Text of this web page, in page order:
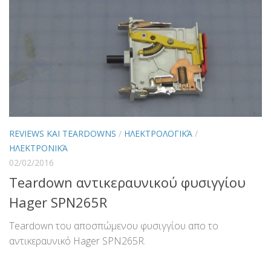
REVIEWS ΚΑΙ TEARDOWNS / ΗΛΕΚΤΡΟΛΟΓΙΚΆ /
ΗΛΕΚΤΡΟΝΙΚΆ
02/02/2016
Teardown αντικεραυνικού φυσιγγίου
Hager SPN265R
Teardown του αποσπώμενου φυσιγγίου απο το
αντικεραυνικό Hager SPN265R.